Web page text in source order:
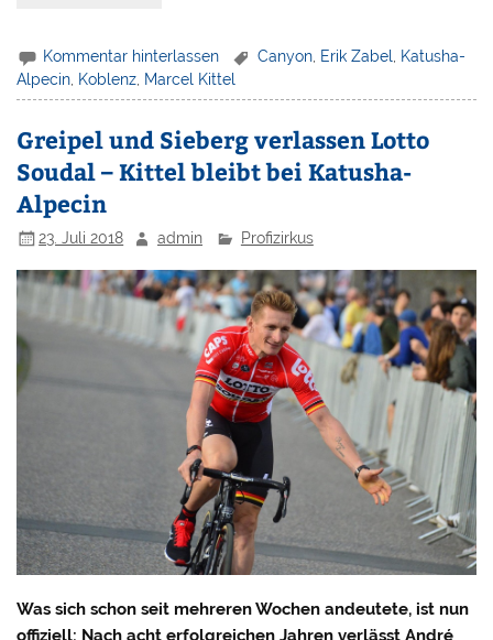
Kommentar hinterlassen Canyon Erik Zabel
Katusha-
Alpecin Koblenz Marcel Kittel
Greipel und Sieberg verlassen Lotto
Soudal – Kittel bleibt bei Katusha-
Alpecin
23. Juli 2018 admin Profizirkus
Was sich schon seit mehreren Wochen andeutete, ist nun
offiziell: Nach acht erfolgreichen Jahren verlässt André